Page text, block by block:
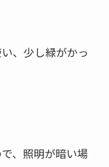
、少し緑がかっ
、照明が暗い場